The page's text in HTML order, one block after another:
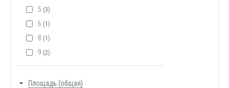
5 (3)
6 (1)
8 (1)
9 (2)
Площадь (общая)